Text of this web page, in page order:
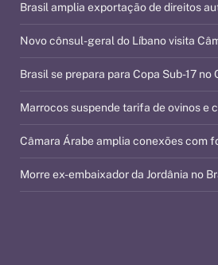
Brasil amplia exportação de direitos
Novo cônsul-geral do Líbano visita
Brasil se prepara para Copa Sub-17 no
Marrocos suspende tarifa de ovinos e
Câmara Árabe amplia conexões com
Morre ex-embaixador da Jordânia no